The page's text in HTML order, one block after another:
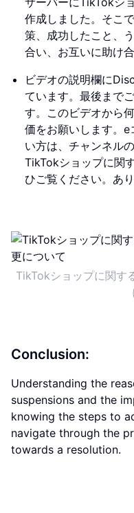
作成しました。そこ
策、成功したこと、
合い、お互いに助け
ビデオの説明欄に
ています。最後まで
す。このビデオから
価をお願いします。e
い方は、チャンネル
TikTokショップに関
ひご覧ください。あ
TikTokショップに関す
Conclusion:
Understanding the
suspensions and the
knowing the steps to
navigate through the
towards a resolution.